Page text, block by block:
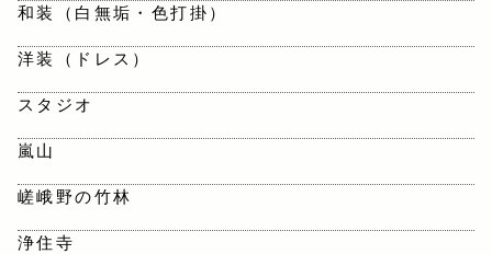
和装（白無垢・色打掛）
洋装（ドレス）
スタジオ
嵐山
嵯峨野の竹林
浄住寺